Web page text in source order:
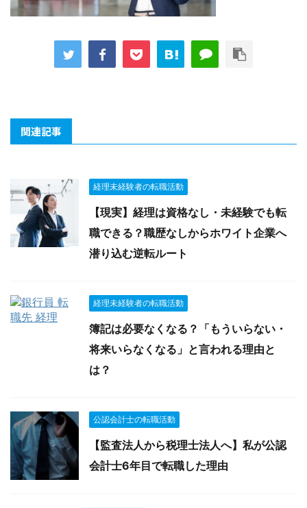
関連記事
経理未経験者の転職活動
【現実】経理は資格なし・未経験でも転
職できる？職歴なしからホワイト企業へ
潜り込む逆転ルート
経理未経験者の転職活動
簿記は必要なくなる？「もういらない・
将来いらなくなる」と言われる理由と
は？
公認会計士の転職活動
【監査法人から税理士法人へ】私が公認
会計士6年目で転職した理由